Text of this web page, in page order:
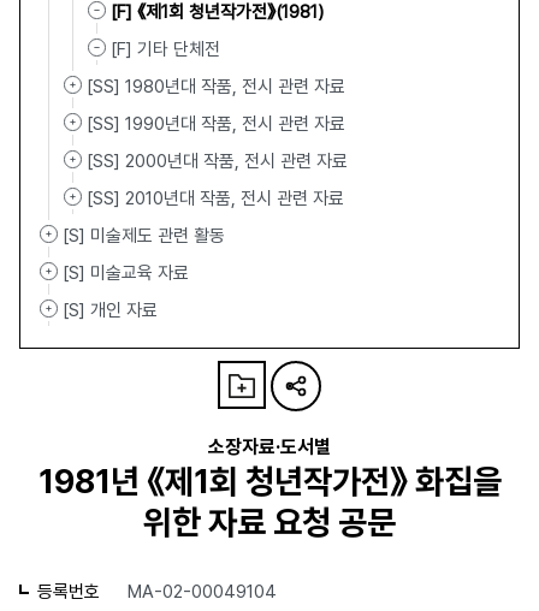
[F] 《제1회 청년작가전》(1981)
[F] 기타 단체전
[SS] 1980년대 작품, 전시 관련 자료
[SS] 1990년대 작품, 전시 관련 자료
[SS] 2000년대 작품, 전시 관련 자료
[SS] 2010년대 작품, 전시 관련 자료
[S] 미술제도 관련 활동
[S] 미술교육 자료
[S] 개인 자료
소장자료·도서별
1981년 《제1회 청년작가전》 화집을
위한 자료 요청 공문
등록번호 MA-02-00049104